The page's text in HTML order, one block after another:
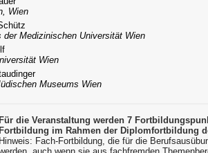
Wien
der Medizinischen Universität Wien
Wien
Museums Wien
Für die Veranstaltung werden 7
Fortbildung im Rahmen der Diplomfortbildung
Hinweis: Fach-Fortbildung, die für die